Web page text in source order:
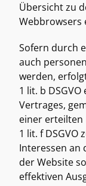
Übersicht zu
Webbrowsers
Sofern durch
auch
werden,
1 lit. b
Vertrages,
einer erteilten
1 lit. f
Interessen an
der Website
effektiven